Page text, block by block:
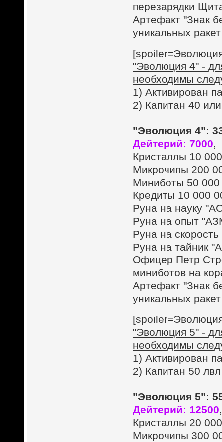
перезарядки
Артефакт "Знак
уникальных
"Эволюция 4" -
необходимы
1) Активирован
2) Капитан 40
"Эволюция 4":
Дейтерий: 7000,
Кристаллы 10
Микрочипы 200
Миниботы 50 000
Кредиты 10 000
Руна на науку
Руна на опыт
Руна на
Руна на тайник
Офицер Петр
миниботов на
Артефакт "Знак
уникальных
"Эволюция 5" -
необходимы
1) Активирован
2) Капитан 50 лвл
"Эволюция 5":
Дейтерий: 12500,
Кристаллы 20
Микрочипы 300